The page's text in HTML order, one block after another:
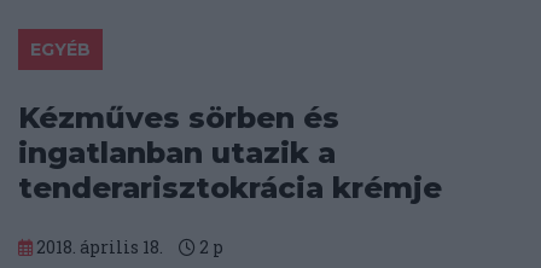
EGYÉB
Kézműves sörben és
ingatlanban utazik a
tenderarisztokrácia krémje
2018. április 18. 2 p